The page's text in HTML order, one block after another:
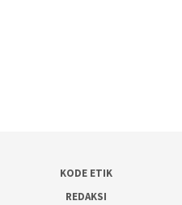
KODE ETIK
REDAKSI